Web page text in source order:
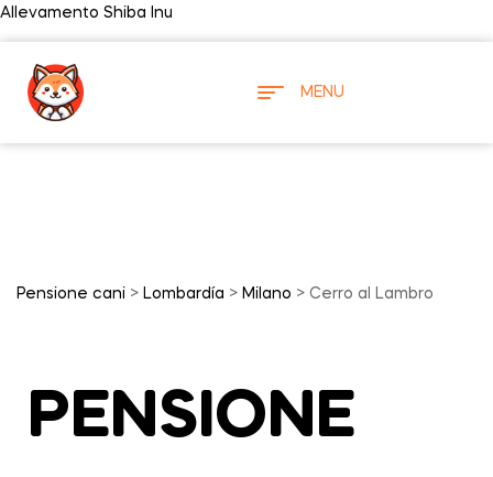
Allevamento Shiba Inu
MENU
Pensione cani > Lombardía > Milano > Cerro al Lambro
PENSIONE